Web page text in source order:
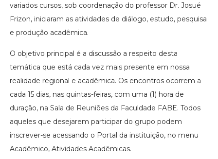
variados cursos, sob coordenação do professor Dr. Josué
Frizon, iniciaram as atividades de diálogo, estudo, pesquisa
e produção acadêmica.
O objetivo principal é a discussão a respeito desta
temática que está cada vez mais presente em nossa
realidade regional e acadêmica. Os encontros ocorrem a
cada 15 dias, nas quintas-feiras, com uma (1) hora de
duração, na Sala de Reuniões da Faculdade FABE. Todos
aqueles que desejarem participar do grupo podem
inscrever-se acessando o Portal da instituição, no menu
Acadêmico, Atividades Acadêmicas.